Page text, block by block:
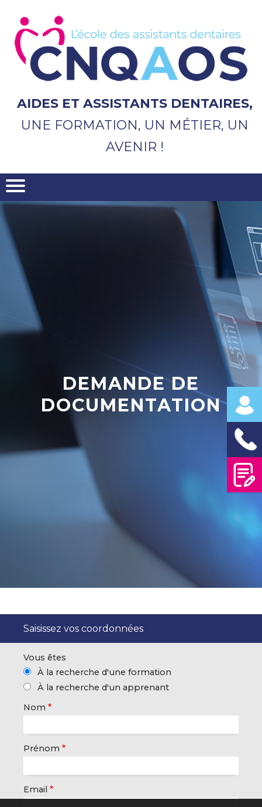
contenu
principal
AIDES ET ASSISTANTS DENTAIRES,
UNE FORMATION, UN MÉTIER, UN
AVENIR !
DEMANDE DE
DOCUMENTATION
Saisissez vos coordonnées
Vous êtes
À la recherche d'une formation
À la recherche d'un apprenant
Nom
Prénom
Email